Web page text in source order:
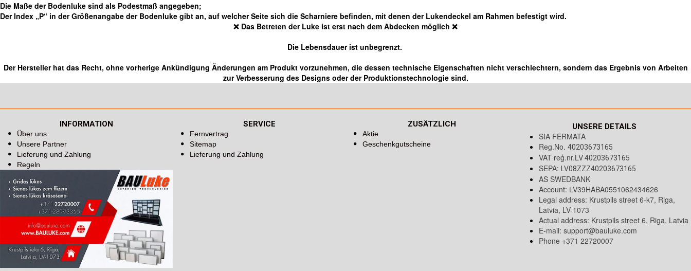
Die Maße der Bodenluke sind als Podestmaß angegeben;
Der Index „P“ in der Größenangabe der Bodenluke gibt an, auf welcher Seite sich die Scharniere befinden, mit denen der Lukendeckel am Rahmen befestigt wird.
❌ Das Betreten der Luke ist erst nach dem Abdecken möglich ❌
Die Lebensdauer ist unbegrenzt.
Der Hersteller hat das Recht, ohne vorherige Ankündigung Änderungen am Produkt vorzunehmen, die dessen technische Eigenschaften nicht verschlechtern, sondern das Ergebnis von Arbeiten
zur Verbesserung des Designs oder der Produktionstechnologie sind.
INFORMATION
Über uns
Unsere Partner
Lieferung und Zahlung
Regeln
SERVICE
Fernvertrag
Sitemap
Lieferung und Zahlung
ZUSÄTZLICH
Aktie
Geschenkgutscheine
UNSERE DETAILS
SIA FERMATA
Reg.No. 40203673165
VAT reģ.nr.LV40203673165
SEPA: LV08ZZZ40203673165
AS SWEDBANK
Account: LV39HABA0551062434626
Legal address: Krustpils street 6-k7, Riga,
Latvia, LV-1073
Actual address: Krustpils street 6, Riga, Latvia
E-mail: support@bauluke.com
Phone +371 22720007